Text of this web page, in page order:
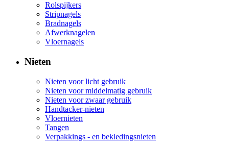
Rolspijkers
Stripnagels
Bradnagels
Afwerknagelen
Vloernagels
Nieten
Nieten voor licht gebruik
Nieten voor middelmatig gebruik
Nieten voor zwaar gebruik
Handtacker-nieten
Vloernieten
Tangen
Verpakkings - en bekledingsnieten